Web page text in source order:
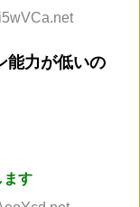
能力が低いの
ます